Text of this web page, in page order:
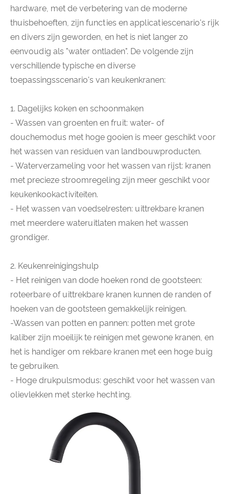
hardware, met de verbetering van de moderne
thuisbehoeften, zijn functies en applicatiescenario's rijk
en divers zijn geworden, en het is niet langer zo
eenvoudig als "water ontladen". De volgende zijn
verschillende typische en diverse
toepassingsscenario's van keukenkranen:
1. Dagelijks koken en schoonmaken
- Wassen van groenten en fruit: water- of
douchemodus met hoge gooien is meer geschikt voor
het wassen van residuen van landbouwproducten.
- Waterverzameling voor het wassen van rijst: kranen
met precieze stroomregeling zijn meer geschikt voor
keukenkookactiviteiten.
- Het wassen van voedselresten: uittrekbare kranen
met meerdere wateruitlaten maken het wassen
grondiger.
2. Keukenreinigingshulp
- Het reinigen van dode hoeken rond de gootsteen:
roteerbare of uittrekbare kranen kunnen de randen of
hoeken van de gootsteen gemakkelijk reinigen.
-Wassen van potten en pannen: potten met grote
kaliber zijn moeilijk te reinigen met gewone kranen, en
het is handiger om rekbare kranen met een hoge buig
te gebruiken.
- Hoge drukpulsmodus: geschikt voor het wassen van
olievlekken met sterke hechting.